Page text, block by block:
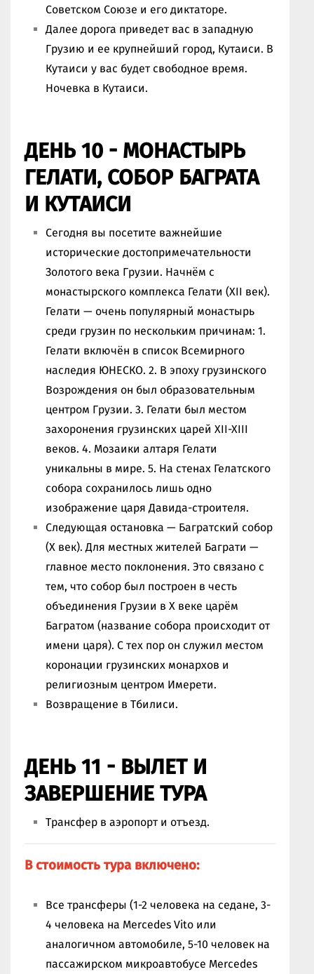
Советском Союзе и его диктаторе.
Далее дорога приведет вас в западную
Грузию и ее крупнейший город, Кутаиси. В
Кутаиси у вас будет свободное время.
Ночевка в Кутаиси.
ДЕНЬ 10 - МОНАСТЫРЬ
ГЕЛАТИ, СОБОР БАГРАТА
И КУТАИСИ
Сегодня вы посетите важнейшие
исторические достопримечательности
Золотого века Грузии. Начнём с
монастырского комплекса Гелати (XII век).
Гелати — очень популярный монастырь
среди грузин по нескольким причинам: 1.
Гелати включён в список Всемирного
наследия ЮНЕСКО. 2. В эпоху грузинского
Возрождения он был образовательным
центром Грузии. 3. Гелати был местом
захоронения грузинских царей XII-XIII
веков. 4. Мозаики алтаря Гелати
уникальны в мире. 5. На стенах Гелатского
собора сохранилось лишь одно
изображение царя Давида-строителя.
Следующая остановка — Багратский собор
(X век). Для местных жителей Баграти —
главное место поклонения. Это связано с
тем, что собор был построен в честь
объединения Грузии в X веке царём
Багратом (название собора происходит от
имени царя). С тех пор он служил местом
коронации грузинских монархов и
религиозным центром Имерети.
Возвращение в Тбилиси.
ДЕНЬ 11 - ВЫЛЕТ И
ЗАВЕРШЕНИЕ ТУРА
Трансфер в аэропорт и отъезд.
В стоимость тура включено:
Все трансферы (1-2 человека на седане, 3-
4 человека на Mercedes Vito или
аналогичном автомобиле, 5-10 человек на
пассажирском микроавтобусе Mercedes